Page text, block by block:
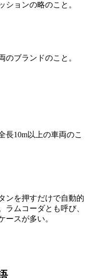
ションの略のこと。
のブランドのこと。
長10m以上の車両のこ
ンを押すだけで自動的
ラムコーダとも呼び、
ースが多い。